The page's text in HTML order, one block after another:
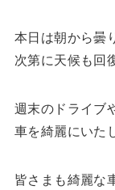
本日は朝から曇
次第に天候も回
週末のドライブ
車を綺麗にいた
皆さまも綺麗な